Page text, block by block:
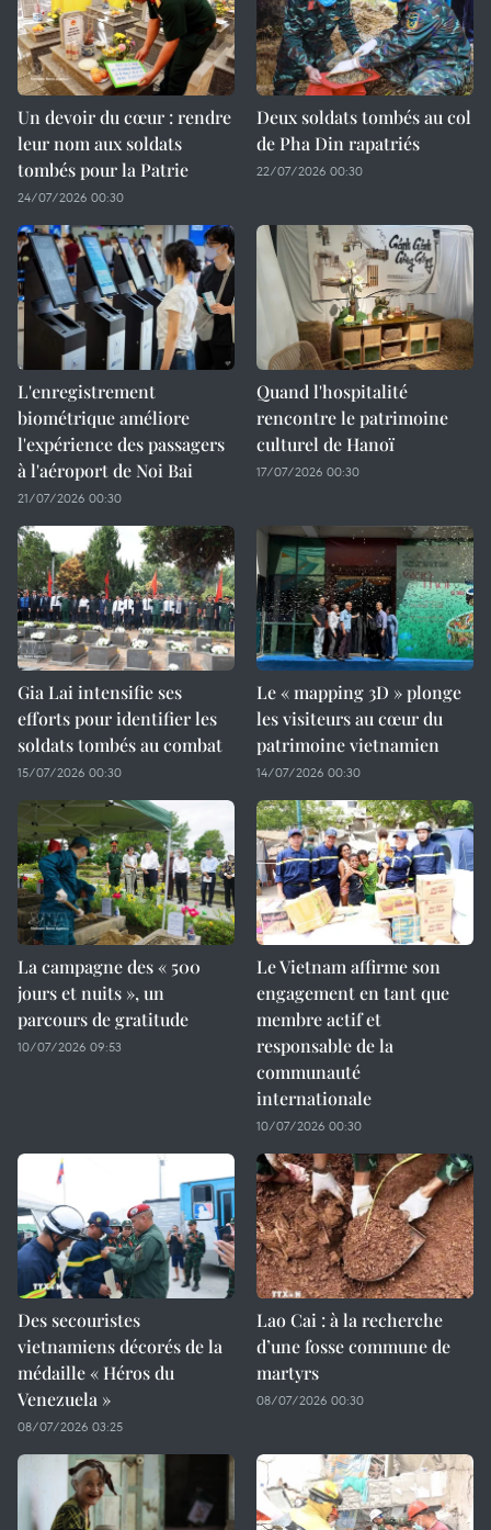
Un devoir du cœur : rendre
leur nom aux soldats
tombés pour la Patrie
24/07/2026 00:30
Deux soldats tombés au col
de Pha Din rapatriés
22/07/2026 00:30
L'enregistrement
biométrique améliore
l'expérience des passagers
à l'aéroport de Noi Bai
21/07/2026 00:30
Quand l'hospitalité
rencontre le patrimoine
culturel de Hanoï
17/07/2026 00:30
Gia Lai intensifie ses
efforts pour identifier les
soldats tombés au combat
15/07/2026 00:30
Le « mapping 3D » plonge
les visiteurs au cœur du
patrimoine vietnamien
14/07/2026 00:30
La campagne des « 500
jours et nuits », un
parcours de gratitude
10/07/2026 09:53
Le Vietnam affirme son
engagement en tant que
membre actif et
responsable de la
communauté
internationale
10/07/2026 00:30
Des secouristes
vietnamiens décorés de la
médaille « Héros du
Venezuela »
08/07/2026 03:25
Lao Cai : à la recherche
d’une fosse commune de
martyrs
08/07/2026 00:30